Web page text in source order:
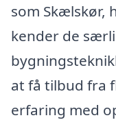
som Skælskør,
kender de
at få tilbud fra
erfaring med